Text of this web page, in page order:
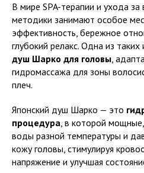
В мире SPA-терапии и ухода за
методики занимают особое
эффективность, бережное
глубокий релакс. Одна из
душ Шарко для головы ,
гидромассажа для зоны
плеч.
Японский душ Шарко — это
процедура , в которой
воды разной температуры и
кожу головы, стимулируя
напряжение и улучшая